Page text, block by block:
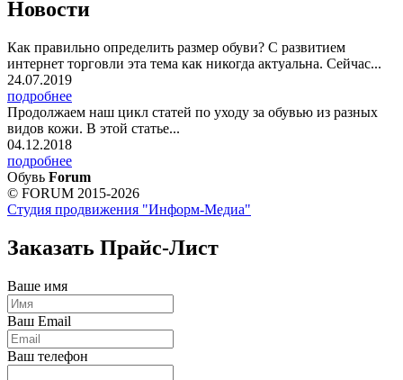
Новости
Как правильно определить размер обуви? С развитием
интернет торговли эта тема как никогда актуальна. Сейчас...
24.07.2019
подробнее
Продолжаем наш цикл статей по уходу за обувью из разных
видов кожи. В этой статье...
04.12.2018
подробнее
Обувь Forum
© FORUM 2015-2026
Студия продвижения "Информ-Медиа"
Заказать Прайс-Лист
Ваше имя
Ваш Email
Ваш телефон